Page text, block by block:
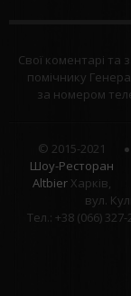
Свої коментарі
помічнику
за номером
© 2015-2021
Шоу-Ресторан
AltbierХарків,
вул.
Тел.: +38 (066)